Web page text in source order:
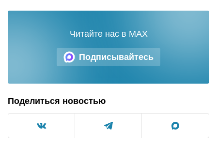
Подписывайтесь
Читайте нас в MAX
Поделиться новостью